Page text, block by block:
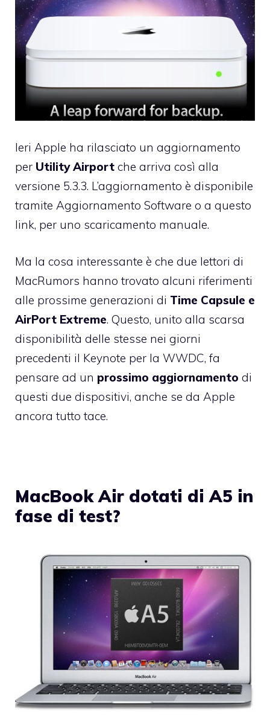
Ieri Apple ha rilasciato un aggiornamento
per Utility Airport che arriva così alla
versione 5.3.3. L’aggiornamento è disponibile
tramite Aggiornamento Software o a questo
link, per uno scaricamento manuale.
Ma la cosa interessante è che due lettori di
MacRumors hanno trovato alcuni riferimenti
alle prossime generazioni di Time Capsule e
AirPort Extreme. Questo, unito alla scarsa
disponibilità delle stesse nei giorni
precedenti il Keynote per la WWDC, fa
pensare ad un prossimo aggiornamento di
questi due dispositivi, anche se da Apple
ancora tutto tace.
MacBook Air dotati di A5 in
fase di test?